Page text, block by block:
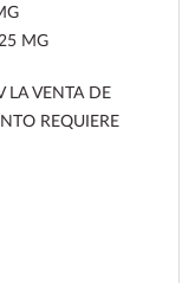
MG
LA VENTA DE
REQUIERE